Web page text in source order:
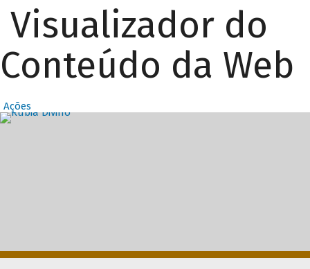
Visualizador do
Conteúdo da Web
Ações
Destaques